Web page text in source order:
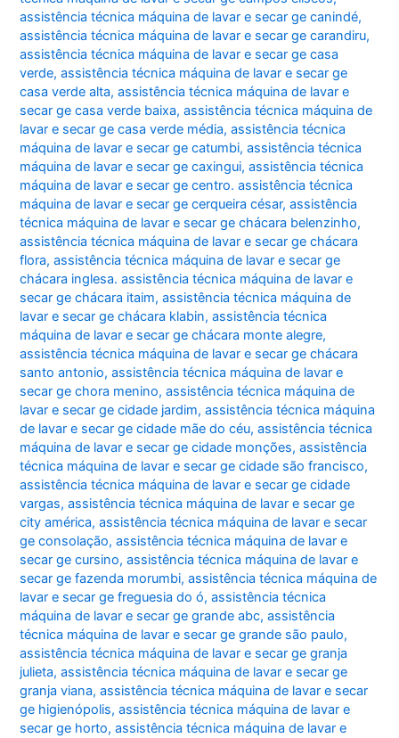
assistência técnica máquina de lavar e secar ge canindé,
assistência técnica máquina de lavar e secar ge carandiru,
assistência técnica máquina de lavar e secar ge casa
verde,assistência técnica máquina de lavar e secar ge
casa verde alta,assistência técnica máquina de lavar e
secar ge casa verde baixa,assistência técnica máquina de
lavar e secar ge casa verde média,assistência técnica
máquina de lavar e secar ge catumbi,assistência técnica
máquina de lavar e secar ge caxingui,assistência técnica
máquina de lavar e secar ge centro. assistência técnica
máquina de lavar e secar ge cerqueira césar,assistência
técnica máquina de lavar e secar ge chácara belenzinho,
assistência técnica máquina de lavar e secar ge chácara
flora,assistência técnica máquina de lavar e secar ge
chácara inglesa. assistência técnica máquina de lavar e
secar ge chácara itaim,assistência técnica máquina de
lavar e secar ge chácara klabin,assistência técnica
máquina de lavar e secar ge chácara monte alegre,
assistência técnica máquina de lavar e secar ge chácara
santo antonio,assistência técnica máquina de lavar e
secar ge chora menino,assistência técnica máquina de
lavar e secar ge cidade jardim,assistência técnica máquina
de lavar e secar ge cidade mãe do céu,assistência técnica
máquina de lavar e secar ge cidade monções,assistência
técnica máquina de lavar e secar ge cidade são francisco,
assistência técnica máquina de lavar e secar ge cidade
vargas,assistência técnica máquina de lavar e secar ge
city américa,assistência técnica máquina de lavar e secar
ge consolação,assistência técnica máquina de lavar e
secar ge cursino,assistência técnica máquina de lavar e
secar ge fazenda morumbi,assistência técnica máquina de
lavar e secar ge freguesia do ó,assistência técnica
máquina de lavar e secar ge grande abc,assistência
técnica máquina de lavar e secar ge grande são paulo,
assistência técnica máquina de lavar e secar ge granja
julieta,assistência técnica máquina de lavar e secar ge
granja viana,assistência técnica máquina de lavar e secar
ge higienópolis,assistência técnica máquina de lavar e
secar ge horto,assistência técnica máquina de lavar e